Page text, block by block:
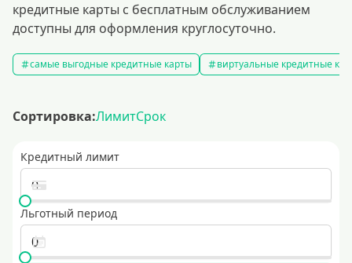
кредитные карты с бесплатным обслуживанием
доступны для оформления круглосуточно.
самые выгодные кредитные карты виртуальные кредитные
Сортировка:ЛимитСрок
Кредитный лимит
Льготный период